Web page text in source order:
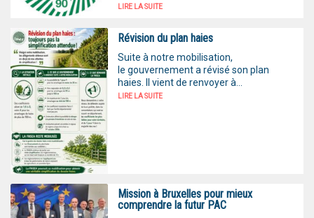
LIRE LA SUITE
Révision du plan haies
Suite à notre mobilisation,
le gouvernement a révisé son plan
haies. Il vient de renvoyer à...
LIRE LA SUITE
Mission à Bruxelles pour mieux
comprendre la futur PAC